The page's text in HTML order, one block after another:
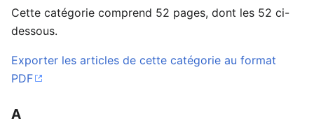
Cette catégorie comprend 52 pages, dont les 52 ci-
dessous.
Exporter les articles de cette catégorie au format
PDF
A